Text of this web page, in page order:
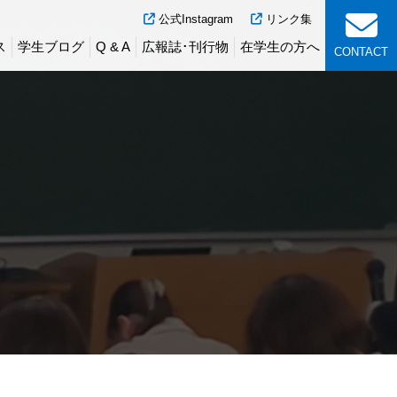
公式Instagram リンク集
学生ブログ Q & A 広報誌･刊行物 在学生の方へ CONTACT